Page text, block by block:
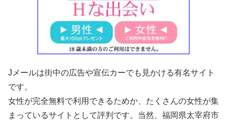
Jメールは街中の広告や宣伝カーでも見かける有名サイト
です。
女性が完全無料で利用できるためか、たくさんの女性が集
まっているサイトとして評判です。当然、福岡県太宰府市